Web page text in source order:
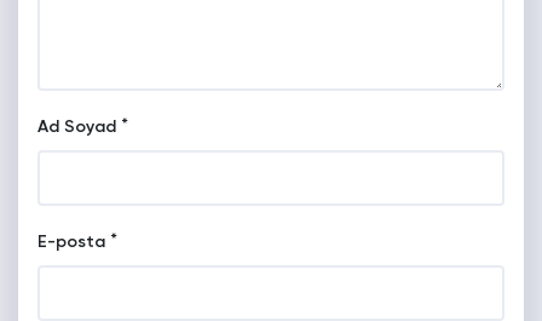
Ad Soyad *
E-posta *